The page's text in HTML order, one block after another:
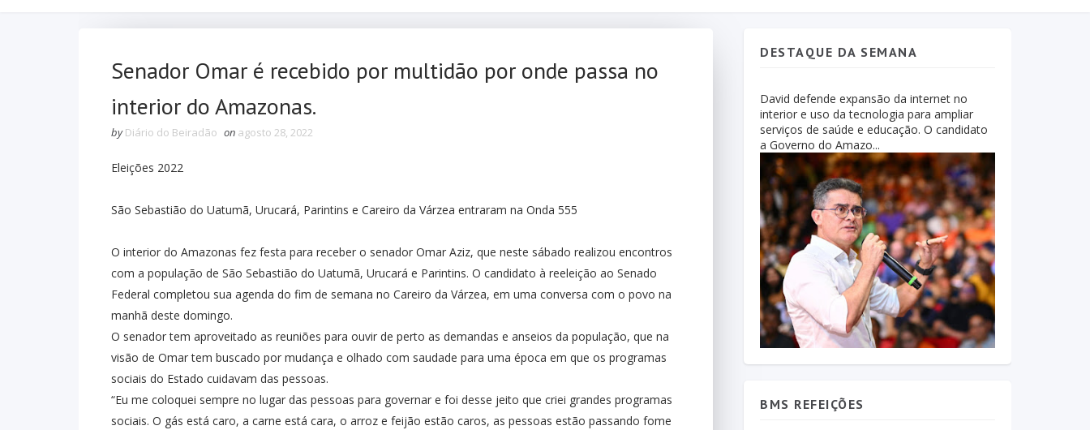
Senador Omar é recebido por multidão por onde passa no
interior do Amazonas.
by Diário do Beiradão on agosto 28, 2022
Eleições 2022
São Sebastião do Uatumã, Urucará, Parintins e Careiro da Várzea entraram na Onda 555
O interior do Amazonas fez festa para receber o senador Omar Aziz, que neste sábado realizou encontros
com a população de São Sebastião do Uatumã, Urucará e Parintins. O candidato à reeleição ao Senado
Federal completou sua agenda do fim de semana no Careiro da Várzea, em uma conversa com o povo na
manhã deste domingo.
O senador tem aproveitado as reuniões para ouvir de perto as demandas e anseios da população, que na
visão de Omar tem buscado por mudança e olhado com saudade para uma época em que os programas
sociais do Estado cuidavam das pessoas.
“Eu me coloquei sempre no lugar das pessoas para governar e foi desse jeito que criei grandes programas
sociais. O gás está caro, a carne está cara, o arroz e feijão estão caros, as pessoas estão passando fome
DESTAQUE DA SEMANA
David defende expansão da internet no
interior e uso da tecnologia para ampliar
serviços de saúde e educação. O candidato
a Governo do Amazo...
BMS REFEIÇÕES